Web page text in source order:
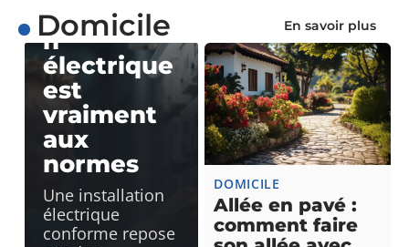
Domicile En savoir plus
installatio
n
électrique
est
vraiment
aux
normes
Une installation
électrique
conforme repose
DOMICILE
Allée en pavé :
comment faire